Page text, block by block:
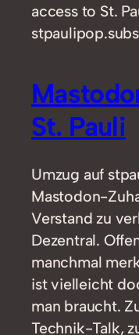
access to St.
St. Pauli
Umzug auf
Mastodon-
Verstand zu
Dezentral.
manchmal
ist vielleicht
man braucht.
Technik-Talk,